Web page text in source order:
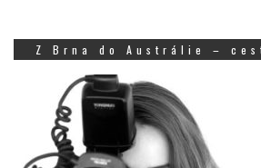
Z Brna do Austrálie –